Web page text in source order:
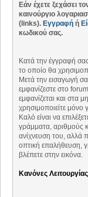
Εάν έχετε ξεχάσει
καινούργιο
(links). Εγγραφή ή
κωδικού σας.
Κατά την έγγραφή
το οποίο θα
Μετά την εισαγωγή
εμφανίζεστε στο
εμφανίζεται και στα
χρησιμοποιείτε μόνο
Καλό είναι να
γράμματα, αριθμούς
ανίχνευση του, αλλά
οπτική επαλήθευση,
βλέπετε στην εικόνα.
Κανόνες